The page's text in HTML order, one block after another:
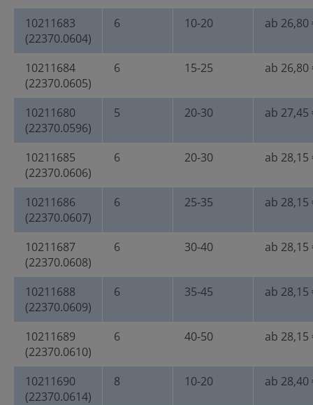
10211683
(22370.0604)
6 10-20 ab 26,80
10211684
(22370.0605)
6 15-25 ab 26,80
10211680
(22370.0596)
5 20-30 ab 27,45
10211685
(22370.0606)
6 20-30 ab 28,15
10211686
(22370.0607)
6 25-35 ab 28,15
10211687
(22370.0608)
6 30-40 ab 28,15
10211688
(22370.0609)
6 35-45 ab 28,15
10211689
(22370.0610)
6 40-50 ab 28,15
10211690
(22370.0614)
8 10-20 ab 28,40